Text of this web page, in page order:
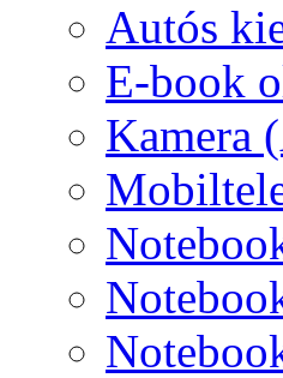
Autós
E-book
Kamera